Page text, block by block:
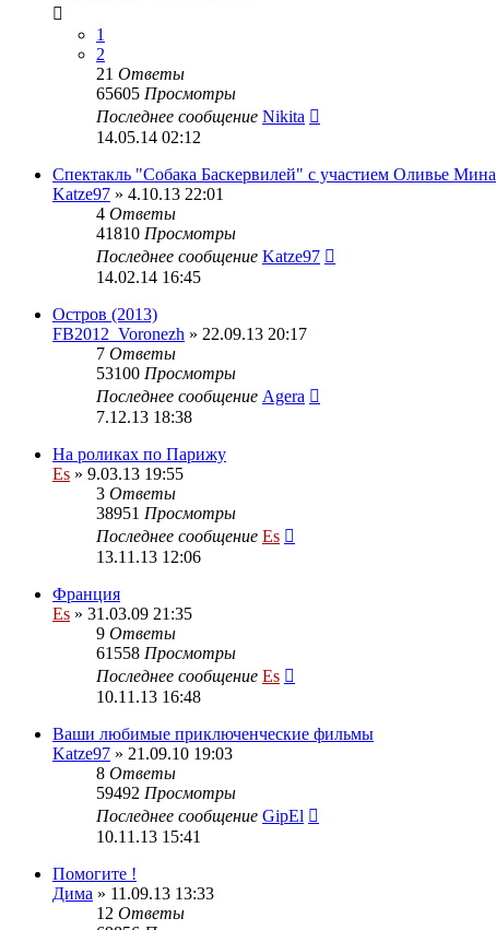
1
2
21 Ответы
65605 Просмотры
Последнее сообщение Nikita
14.05.14 02:12
Спектакль "Собака Баскервилей" с участием Оливье Мина
Katze97 » 4.10.13 22:01
4 Ответы
41810 Просмотры
Последнее сообщение Katze97
14.02.14 16:45
Остров (2013)
FB2012_Voronezh » 22.09.13 20:17
7 Ответы
53100 Просмотры
Последнее сообщение Agera
7.12.13 18:38
На роликах по Парижу
Es » 9.03.13 19:55
3 Ответы
38951 Просмотры
Последнее сообщение Es
13.11.13 12:06
Франция
Es » 31.03.09 21:35
9 Ответы
61558 Просмотры
Последнее сообщение Es
10.11.13 16:48
Ваши любимые приключенческие фильмы
Katze97 » 21.09.10 19:03
8 Ответы
59492 Просмотры
Последнее сообщение GipEl
10.11.13 15:41
Помогите !
Дима » 11.09.13 13:33
12 Ответы